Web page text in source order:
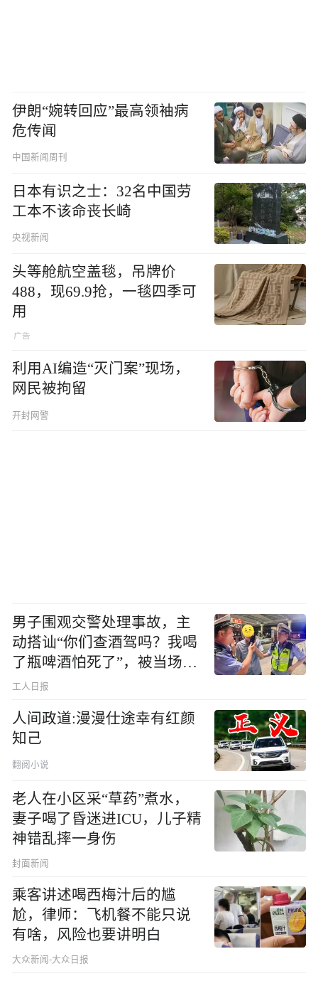
伊朗“婉转回应”最高领袖病
危传闻
中国新闻周刊
日本有识之士：32名中国劳
工本不该命丧长崎
央视新闻
头等舱航空盖毯，吊牌价
488，现69.9抢，一毯四季可
用
利用AI编造“灭门案”现场，
网民被拘留
开封网警
男子围观交警处理事故，主
动搭讪“你们查酒驾吗？我喝
了瓶啤酒怕死了”，被当场查
出醉驾
工人日报
人间政道:漫漫仕途幸有红颜
知己
翻阅小说
老人在小区采“草药”煮水，
妻子喝了昏迷进ICU，儿子精
神错乱摔一身伤
封面新闻
乘客讲述喝西梅汁后的尴
尬，律师：飞机餐不能只说
有啥，风险也要讲明白
大众新闻-大众日报